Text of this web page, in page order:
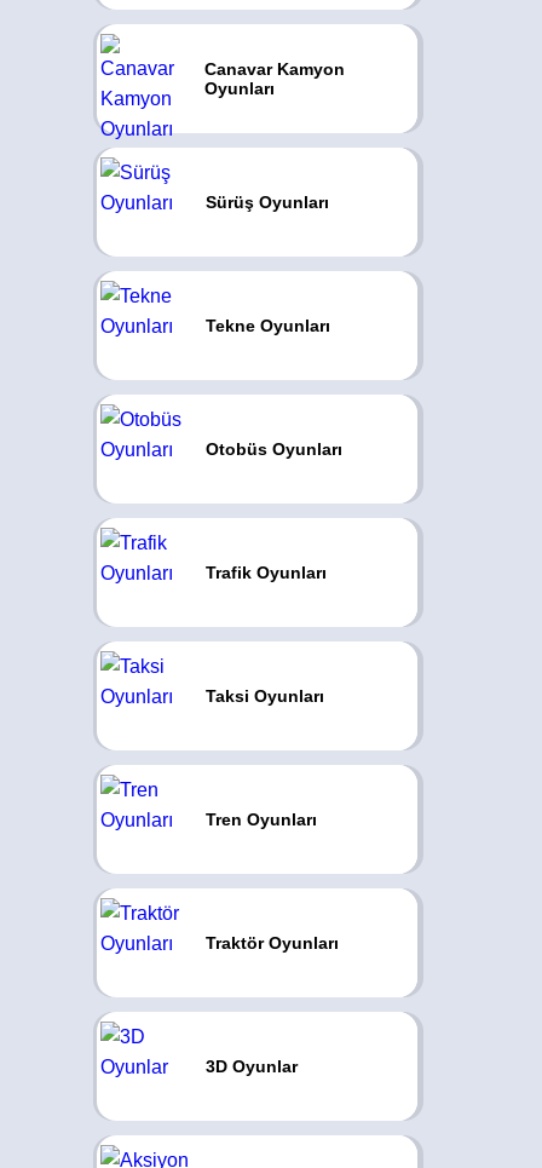
Canavar Kamyon
Oyunları
Sürüş Oyunları
Tekne Oyunları
Otobüs Oyunları
Trafik Oyunları
Taksi Oyunları
Tren Oyunları
Traktör Oyunları
3D Oyunlar